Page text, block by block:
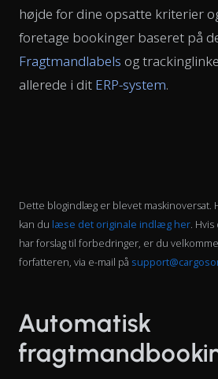
højde for dine opsatte kriterier
foretage bookinger baseret på
Fragtmandlabels og
allerede i dit ERP-system.
Dette blogindlæg er blevet maskinoversat.
kan du læse det originale indlæg her.
har forslag til forbedringer, er du
forfatteren, via e-mail på
Automatisk